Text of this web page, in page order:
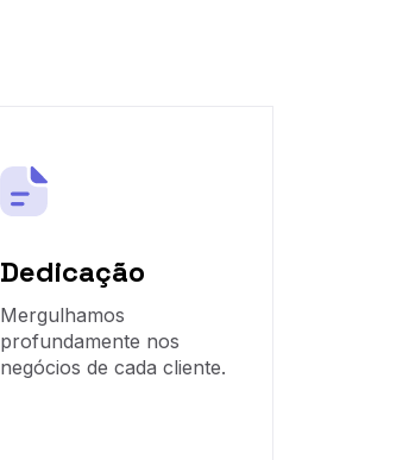
Dedicação
Mergulhamos
profundamente nos
negócios de cada cliente.